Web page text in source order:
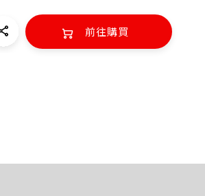
前往購買